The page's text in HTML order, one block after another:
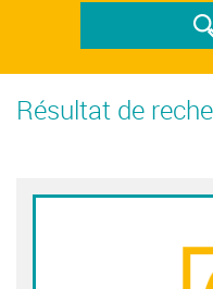
Résultat de